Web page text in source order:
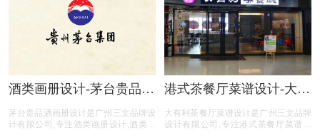
酒类画册设计-茅台贵品酒
茅台贵品酒画册设计是广州三文品牌设
计有限公司,专注酒类画册设计,酒类行
港式茶餐厅菜谱设计-大有
大有利茶餐厅菜谱设计是广州三文品牌
设计有限公司,专注港式茶餐厅菜谱设